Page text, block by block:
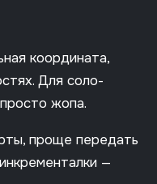
координата,
Для соло-
жопа.
проще передать
—